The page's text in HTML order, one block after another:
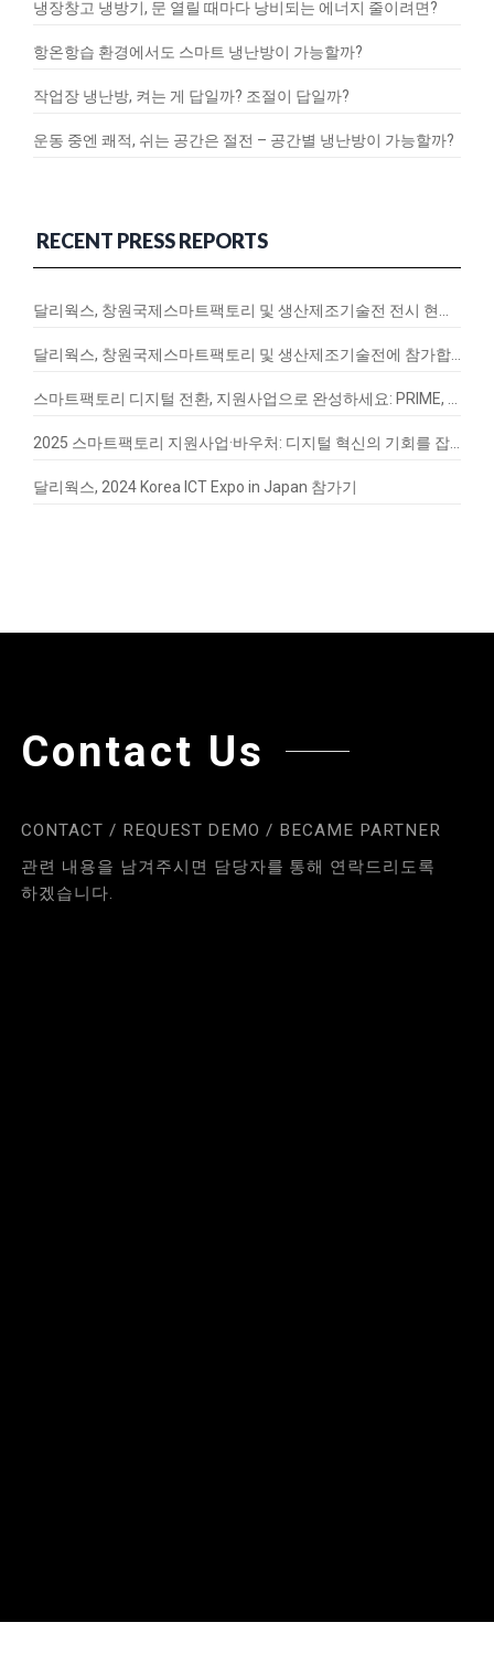
냉장창고 냉방기, 문 열릴 때마다 낭비되는 에너지 줄이려면?
항온항습 환경에서도 스마트 냉난방이 가능할까?
작업장 냉난방, 켜는 게 답일까? 조절이 답일까?
운동 중엔 쾌적, 쉬는 공간은 절전 – 공간별 냉난방이 가능할까?
RECENT PRESS REPORTS
달리웍스, 2024 Korea ICT Expo in Japan 참가기
Contact Us
CONTACT / REQUEST DEMO / BECAME PARTNER
관련 내용을 남겨주시면 담당자를 통해 연락드리도록
하겠습니다.